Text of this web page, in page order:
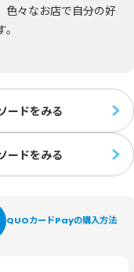
色々なお店で自分の好
ードをみる
ードをみる
QUOカードPayの購入方法